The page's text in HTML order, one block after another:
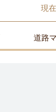
現在
道路